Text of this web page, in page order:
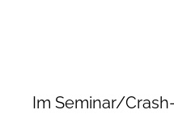
Im Seminar/